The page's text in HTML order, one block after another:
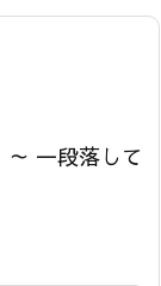
一段落して